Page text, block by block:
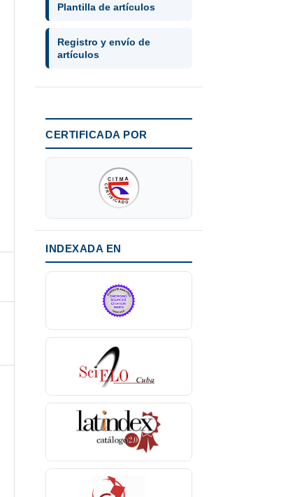
Plantilla de artículos
Registro y envío de
artículos
CERTIFICADA POR
INDEXADA EN